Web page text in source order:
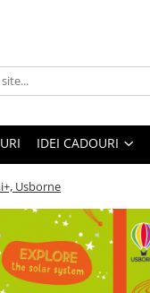
IDEI CADOURI
Usborne